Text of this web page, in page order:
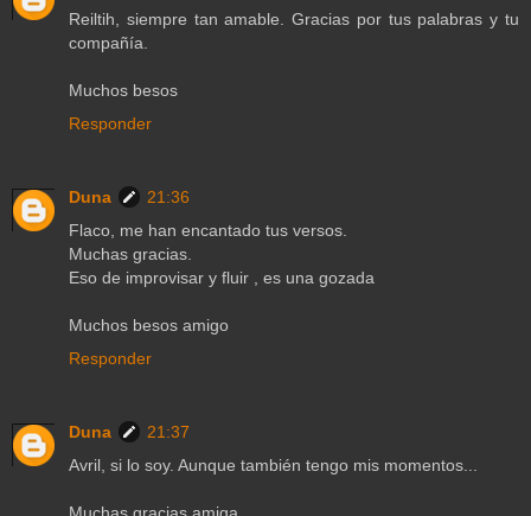
Reiltih, siempre tan amable. Gracias por tus palabras y tu
compañía.
Muchos besos
Responder
Duna
21:36
Flaco, me han encantado tus versos.
Muchas gracias.
Eso de improvisar y fluir , es una gozada
Muchos besos amigo
Responder
Duna
21:37
Avril, si lo soy. Aunque también tengo mis momentos...